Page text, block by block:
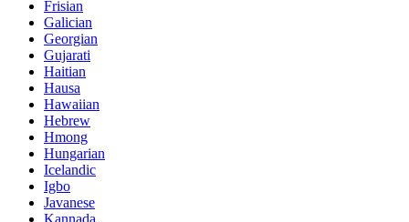
Frisian
Galician
Georgian
Gujarati
Haitian
Hausa
Hawaiian
Hebrew
Hmong
Hungarian
Icelandic
Igbo
Javanese
Kannada